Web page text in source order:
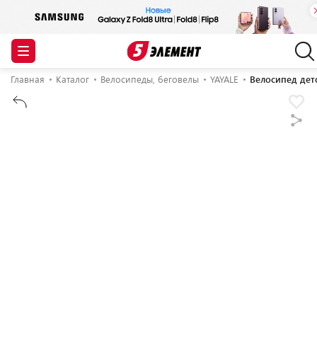
Главная Каталог Велосипеды, беговелы YAYALE Велосипед